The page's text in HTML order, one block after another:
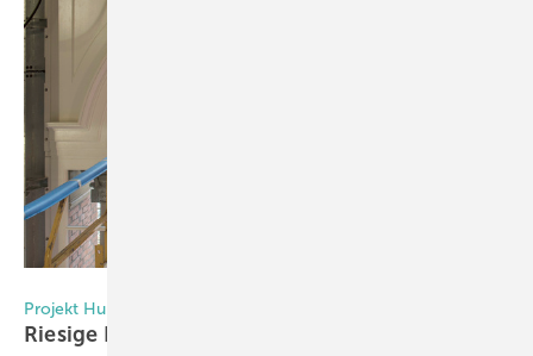
Projekt Humboldtforum – Neubau Stadtschloss Berlin
Riesige Portalfenster mit kniffligen